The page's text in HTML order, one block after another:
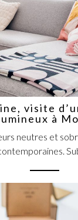
visite
à
neutres et